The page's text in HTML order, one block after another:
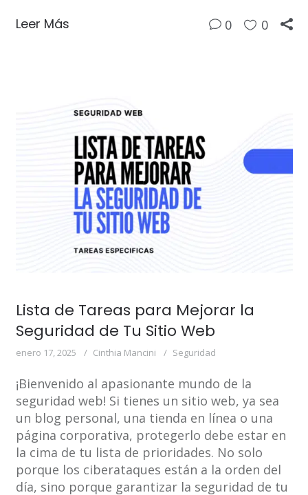
Leer Más 0 0
Lista de Tareas para Mejorar la
Seguridad de Tu Sitio Web
enero 17, 2025 Cinthia Mancini Seguridad
¡Bienvenido al apasionante mundo de la
seguridad web! Si tienes un sitio web, ya sea
un blog personal, una tienda en línea o una
página corporativa, protegerlo debe estar en
la cima de tu lista de prioridades. No solo
porque los ciberataques están a la orden del
día, sino porque garantizar la seguridad de tu